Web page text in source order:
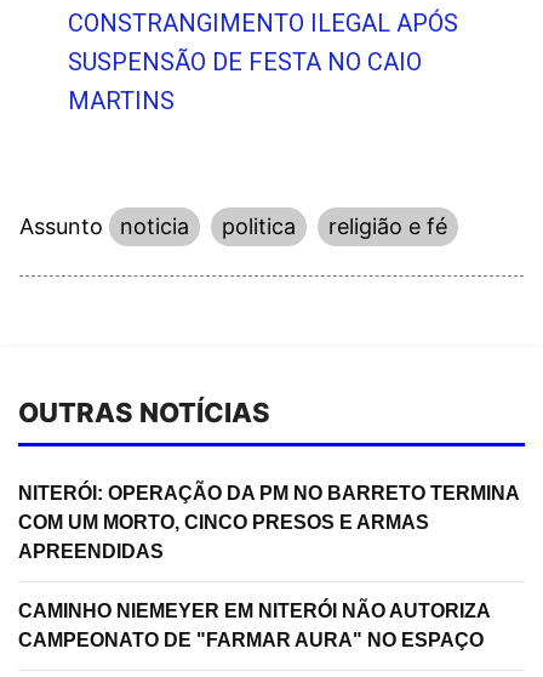
CONSTRANGIMENTO ILEGAL APÓS
SUSPENSÃO DE FESTA NO CAIO
MARTINS
Assunto noticia politica religião e fé
OUTRAS NOTÍCIAS
NITERÓI: OPERAÇÃO DA PM NO BARRETO TERMINA
COM UM MORTO, CINCO PRESOS E ARMAS
APREENDIDAS
CAMINHO NIEMEYER EM NITERÓI NÃO AUTORIZA
CAMPEONATO DE "FARMAR AURA" NO ESPAÇO